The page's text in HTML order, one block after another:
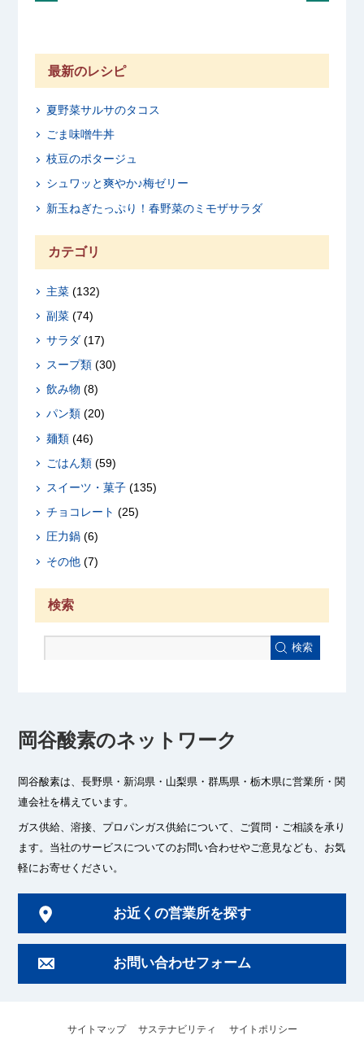
最新のレシピ
夏野菜サルサのタコス
ごま味噌牛丼
枝豆のポタージュ
シュワッと爽やか♪梅ゼリー
新玉ねぎたっぷり！春野菜のミモザサラダ
カテゴリ
主菜(132)
副菜(74)
サラダ(17)
スープ類(30)
飲み物 (8)
パン類(20)
麺類(46)
ごはん類(59)
スイーツ・菓子(135)
チョコレート (25)
圧力鍋(6)
その他(7)
検索
検索
岡谷酸素のネットワーク
岡谷酸素は、長野県・新潟県・山梨県・群馬県・栃木県に営業所・関
連会社を構えています。
ガス供給、溶接、プロパンガス供給について、ご質問・ご相談を承り
ます。 当社のサービスについてのお問い合わせやご意見なども、お気
軽にお寄せください。
お近くの営業所を探す
お問い合わせフォーム
サイトマップ サステナビリティ サイトポリシー